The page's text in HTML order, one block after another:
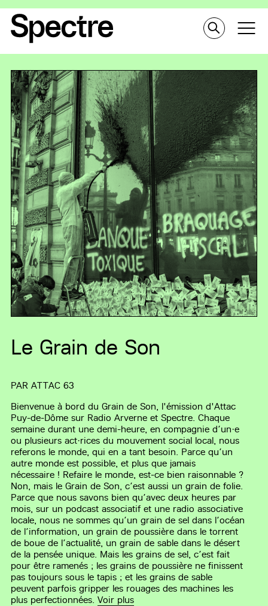
Le Grain de Son
PARATTAC 63
Bienvenue à bord du Grain de Son, l'émission d'Attac
Puy-de-Dôme sur Radio Arverne et Spectre. Chaque
semaine durant une demi-heure, en compagnie d’un·e
ou plusieurs act·rices du mouvement social local, nous
referons le monde, qui en a tant besoin. Parce qu’un
autre monde est possible, et plus que jamais
nécessaire ! Refaire le monde, est-ce bien raisonnable ?
Non, mais le Grain de Son, c’est aussi un grain de folie.
Parce que nous savons bien qu’avec deux heures par
mois, sur un podcast associatif et une radio associative
locale, nous ne sommes qu’un grain de sel dans l’océan
de l’information, un grain de poussière dans le torrent
de boue de l’actualité, un grain de sable dans le désert
de la pensée unique. Mais les grains de sel, c’est fait
pour être ramenés ; les grains de poussière ne finissent
pas toujours sous le tapis ; et les grains de sable
peuvent parfois gripper les rouages des machines les
plus perfectionnées.Voir plus